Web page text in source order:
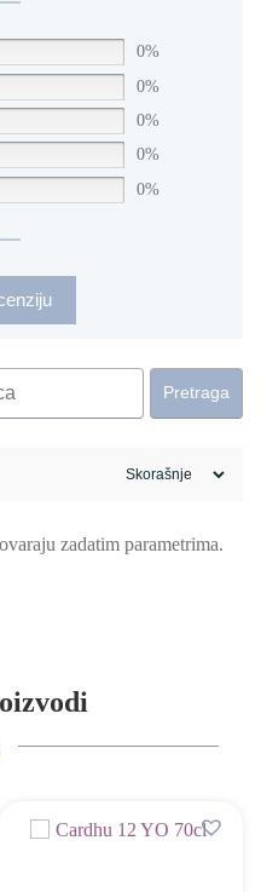
0%
0%
0%
0%
0%
Pretraga
zadatim parametrima.